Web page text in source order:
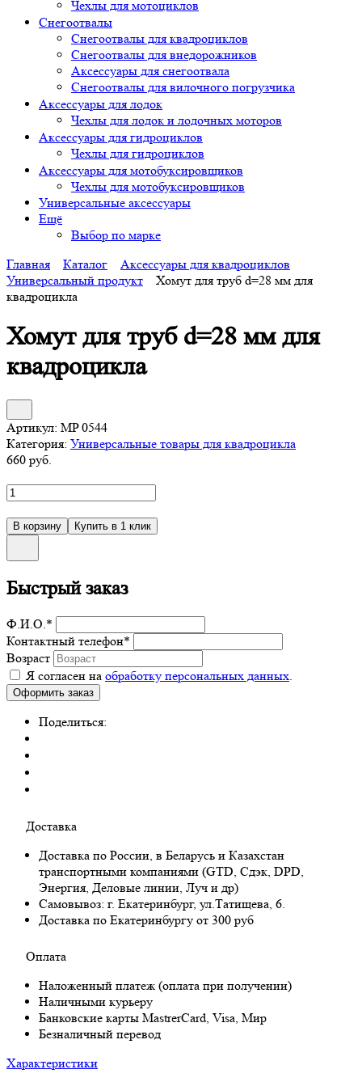
Чехлы для мотоциклов
Снегоотвалы
Снегоотвалы для квадроциклов
Снегоотвалы для внедорожников
Аксессуары для снегоотвала
Снегоотвалы для вилочного погрузчика
Аксессуары для лодок
Чехлы для лодок и лодочных моторов
Аксессуары для гидроциклов
Чехлы для гидроциклов
Аксессуары для мотобуксировщиков
Чехлы для мотобуксировщиков
Универсальные аксессуары
Ещё
Выбор по марке
Главная
Каталог
Аксессуары для квадроциклов
Универсальный продукт
Хомут для труб d=28 мм для
квадроцикла
Хомут для труб d=28 мм для
квадроцикла
Артикул: MP 0544
Категория: Универсальные товары для квадроцикла
660 руб.
Быстрый заказ
Ф.И.О. *
Контактный телефон*
Возраст
Я согласен на обработку персональных данных
Поделиться:
Доставка
Доставка по России, в Беларусь и Казахстан
транспортными компаниями (GTD, Сдэк, DPD,
Энергия, Деловые линии, Луч и др)
Самовывоз: г. Екатеринбург, ул.Татищева, 6.
Доставка по Екатеринбургу от 300 руб
Оплата
Наложенный платеж (оплата при получении)
Наличными курьеру
Банковские карты MastrerCard, Visa, Мир
Безналичный перевод
Характеристики